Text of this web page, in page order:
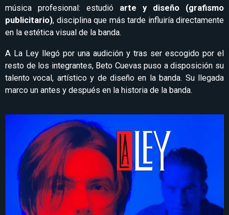
música profesional: estudió arte y diseño (grafismo
publicitario), disciplina que más tarde influiría directamente
en la estética visual de la banda.
A La Ley llegó por una audición y tras ser escogido por el
resto de los integrantes, Beto Cuevas puso a disposición su
talento vocal, artístico y de diseño en la banda. Su llegada
marco un antes y después en la historia de la banda.